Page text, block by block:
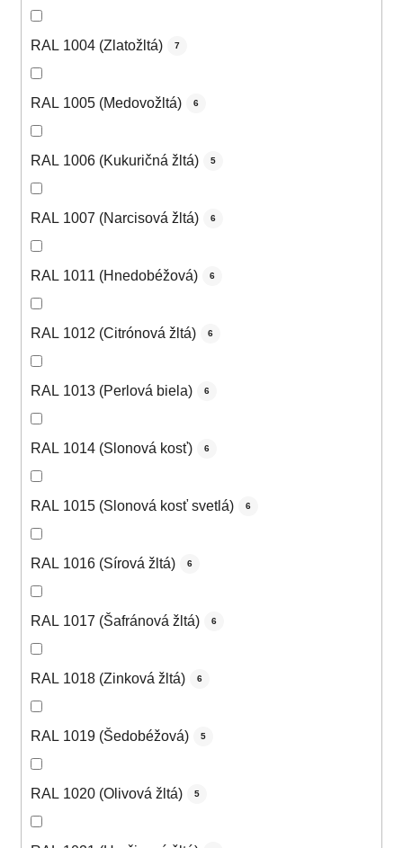
RAL 1004 (Zlatožltá) 7
RAL 1005 (Medovožltá) 6
RAL 1006 (Kukuričná žltá) 5
RAL 1007 (Narcisová žltá) 6
RAL 1011 (Hnedobéžová) 6
RAL 1012 (Citrónová žltá) 6
RAL 1013 (Perlová biela) 6
RAL 1014 (Slonová kosť) 6
RAL 1015 (Slonová kosť svetlá) 6
RAL 1016 (Sírová žltá) 6
RAL 1017 (Šafránová žltá) 6
RAL 1018 (Zinková žltá) 6
RAL 1019 (Šedobéžová) 5
RAL 1020 (Olivová žltá) 5